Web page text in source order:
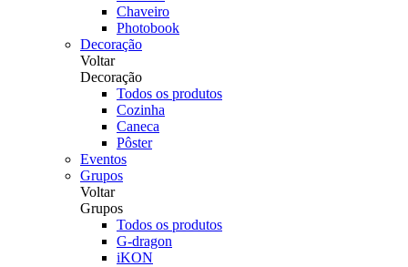
Chaveiro
Photobook
Decoração
Voltar
Decoração
Todos os produtos
Cozinha
Caneca
Pôster
Eventos
Grupos
Voltar
Grupos
Todos os produtos
G-dragon
iKON